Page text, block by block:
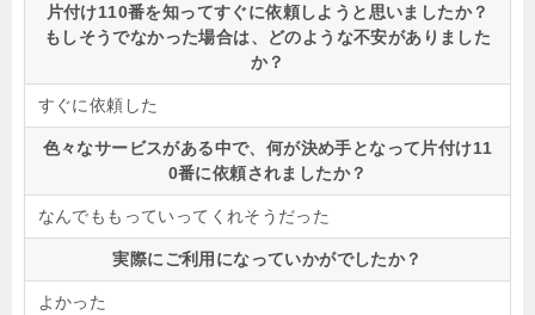
片付け110番を知ってすぐに依頼しようと思いましたか？
もしそうでなかった場合は、どのような不安がありました
か？
すぐに依頼した
色々なサービスがある中で、何が決め手となって片付け11
0番に依頼されましたか？
なんでももっていってくれそうだった
実際にご利用になっていかがでしたか？
よかった